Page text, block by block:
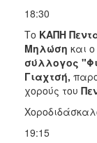
18:30
Το ΚΑΠΗ
Μηλώση και ο
σύλλογος
Γιαχτσή,
χορούς του
19:15